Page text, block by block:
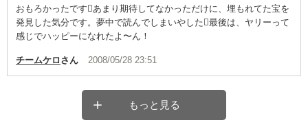
おもろかったですあまり期待してなかっただけに、埋もれてた宝を
発見した気分です。夢中で読んでしまいやした最後は、ヤリーって
感じでハッピーになれたよ〜ん！
チームケロ さん 2008/05/28 23:51
もっと見る